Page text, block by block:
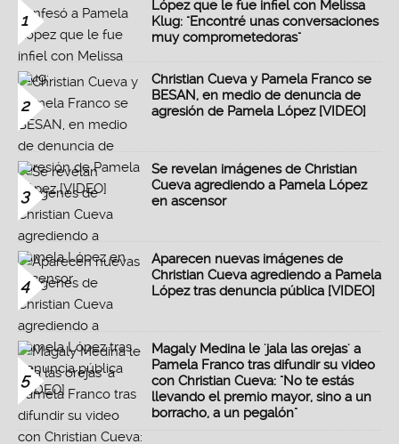
1
López que le fue infiel con Melissa
Klug: "Encontré unas conversaciones
muy comprometedoras"
2
Christian Cueva y Pamela Franco se
BESAN, en medio de denuncia de
agresión de Pamela López [VIDEO]
3
Se revelan imágenes de Christian
Cueva agrediendo a Pamela López
en ascensor
4
Aparecen nuevas imágenes de
Christian Cueva agrediendo a Pamela
López tras denuncia pública [VIDEO]
5
Magaly Medina le 'jala las orejas' a
Pamela Franco tras difundir su video
con Christian Cueva: "No te estás
llevando el premio mayor, sino a un
borracho, a un pegalón"